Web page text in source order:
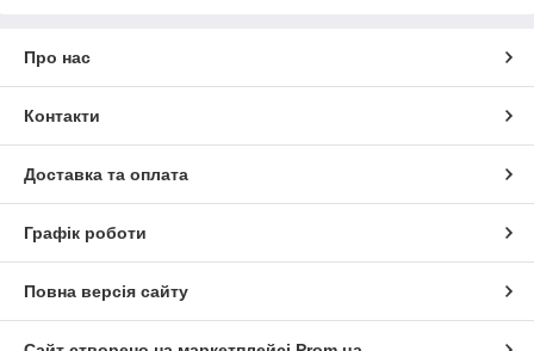
Про нас
Контакти
Доставка та оплата
Графік роботи
Повна версія сайту